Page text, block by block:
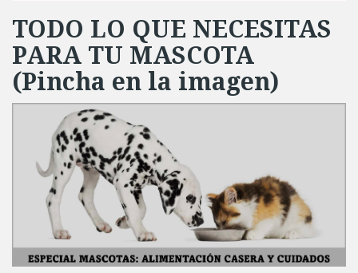
TODO LO QUE NECESITAS
PARA TU MASCOTA
(Pincha en la imagen)